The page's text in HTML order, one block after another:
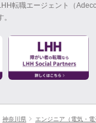
転職エージェント（
神奈川県 エンジニア（電気・